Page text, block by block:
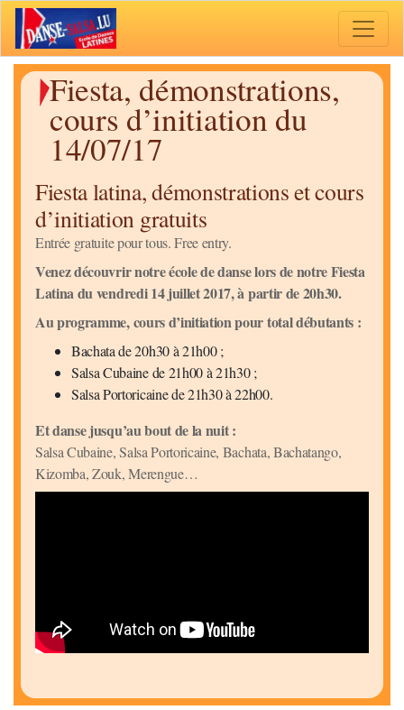
Fiesta, démonstrations,
cours d’initiation du
14/07/17
Fiesta latina, démonstrations et cours
d’initiation gratuits
Entrée gratuite pour tous. Free entry.
Venez découvrir notre école de danse lors de notre Fiesta
Latina du vendredi 14 juillet 2017, à partir de 20h30.
Au programme, cours d’initiation pour total débutants :
Bachata de 20h30 à 21h00 ;
Salsa Cubaine de 21h00 à 21h30 ;
Salsa Portoricaine de 21h30 à 22h00.
Et danse jusqu’au bout de la nuit :
Salsa Cubaine, Salsa Portoricaine, Bachata, Bachatango,
Kizomba, Zouk, Merengue…